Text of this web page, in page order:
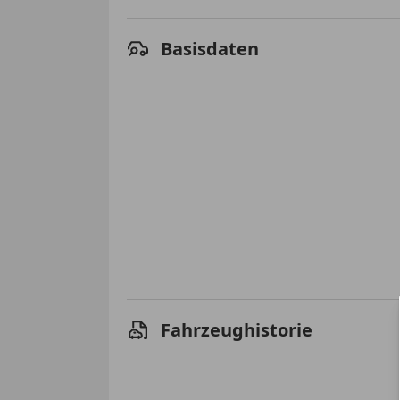
Basisdaten
Fahrzeughistorie